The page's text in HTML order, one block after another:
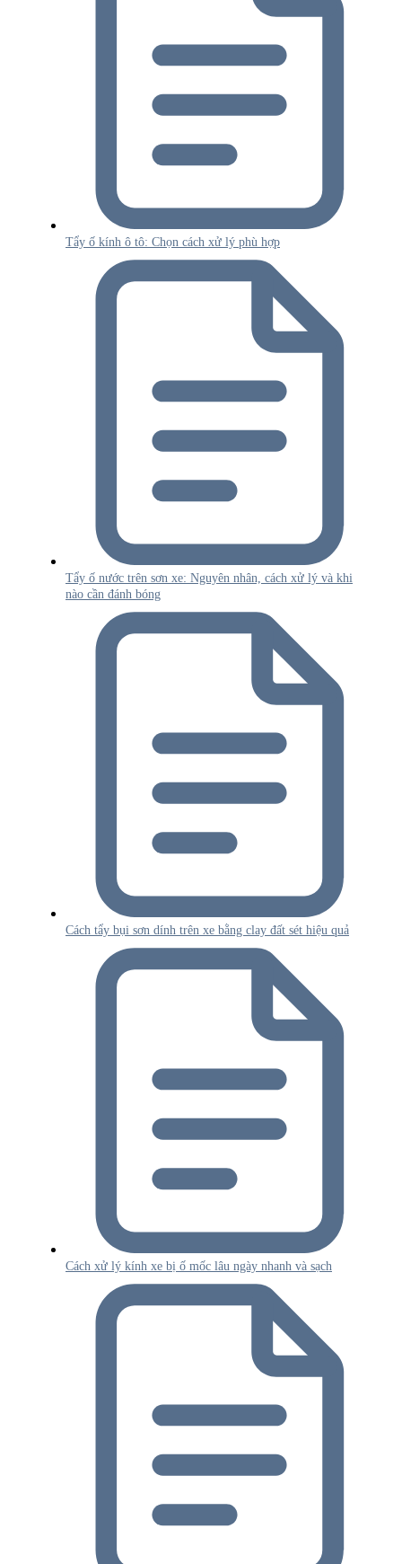
Tẩy ố kính ô tô: Chọn cách xử lý phù hợp
Tẩy ố nước trên sơn xe: Nguyên nhân, cách xử lý và khi
nào cần đánh bóng
Cách tẩy bụi sơn dính trên xe bằng clay đất sét hiệu quả
Cách xử lý kính xe bị ố mốc lâu ngày nhanh và sạch